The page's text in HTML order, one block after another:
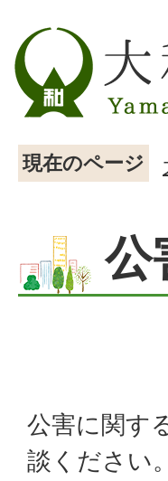
現在のページ
公
公害に関す
談ください。